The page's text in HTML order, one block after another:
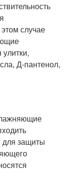
случае
Д-пантенол,
для защиты